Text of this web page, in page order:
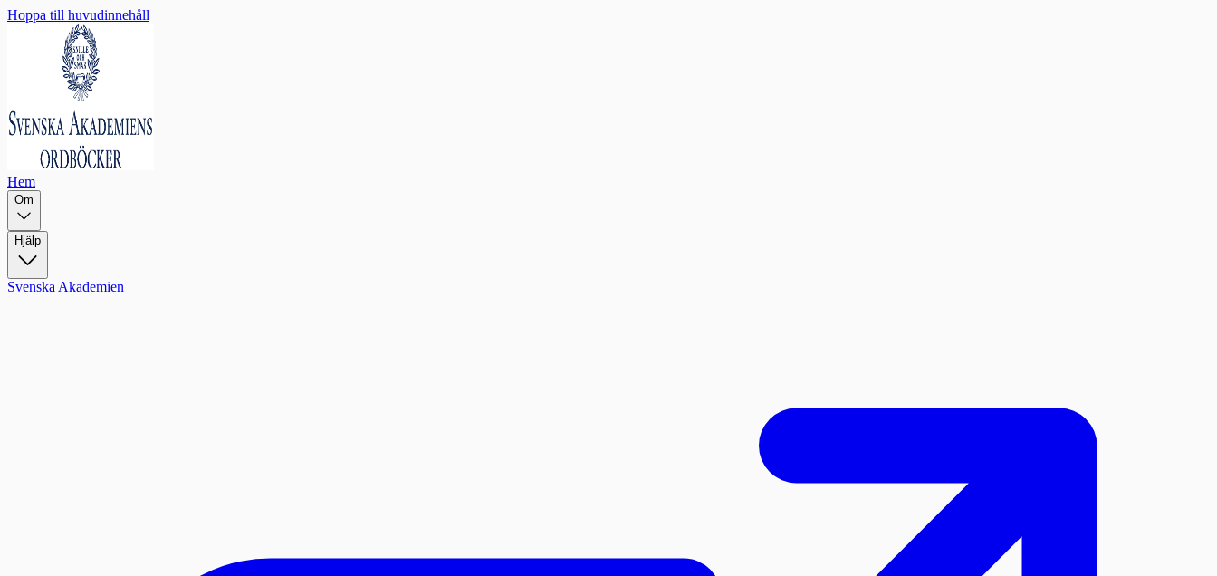
Hoppa till huvudinnehåll
Hem
Om
Hjälp
Svenska Akademien